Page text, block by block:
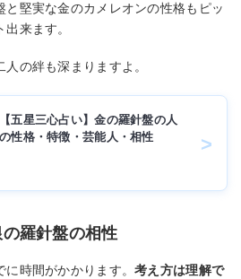
と堅実な金のカメレオンの性格もピッ
来ます。
の絆も深まりますよ。
【五星三心占い】金の羅針盤の人
の性格・特徴・芸能人・相性
羅針盤の相性
に時間がかかります。考え方は理解で